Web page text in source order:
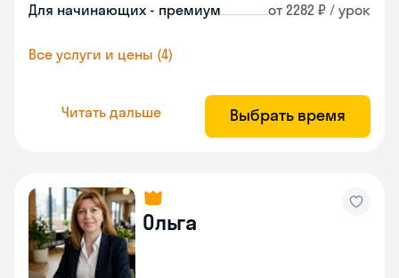
Для начинающих - премиум от 2282 ₽ / урок
Все услуги и цены (4)
Читать дальше Выбрать время
Ольга